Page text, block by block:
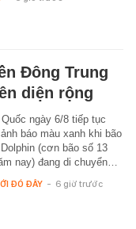
Đông Trung
diện rộng
ngày 6/8 tiếp tục
báo màu xanh khi bão
(cơn bão số 13
nay) đang di chuyển…
ĐÓ ĐÂY - 6 giờ trước